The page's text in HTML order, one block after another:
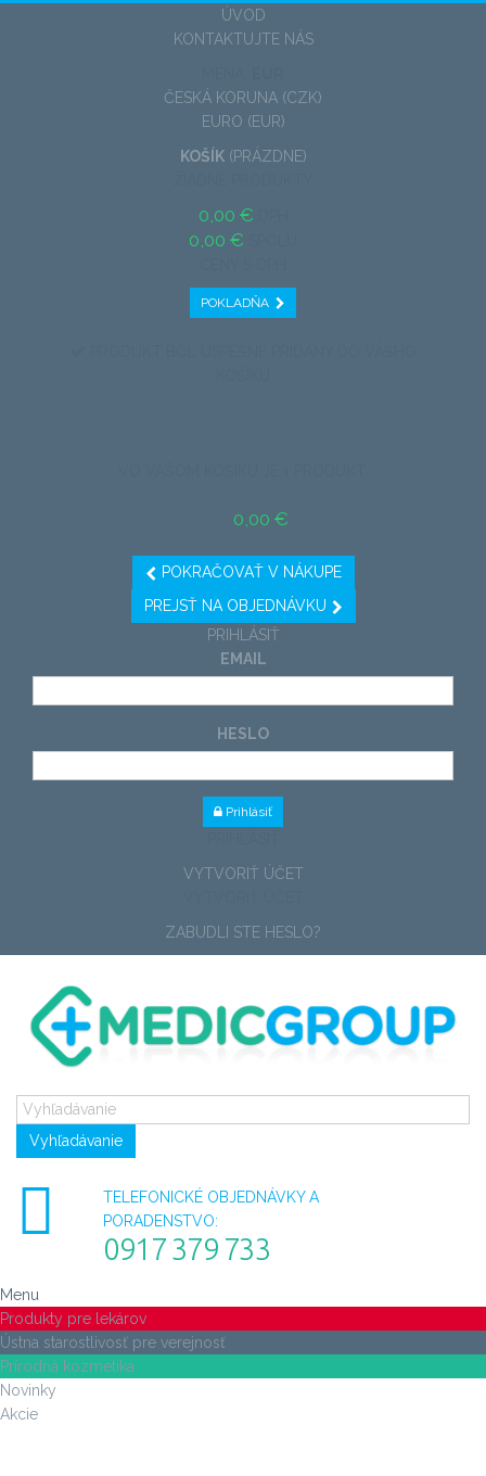
ÚVOD
KONTAKTUJTE NÁS
ČESKÁ KORUNA (CZK)
EURO (EUR)
KOŠÍK (PRÁZDNE)
0,00 €
0,00 €
POKLADŇA
0,00 €
POKRAČOVAŤ V NÁKUPE
PREJSŤ NA OBJEDNÁVKU
PRIHLÁSIŤ
EMAIL
HESLO
Prihlásiť
VYTVORIŤ ÚČET
ZABUDLI STE HESLO?
Vyhľadávanie
TELEFONICKÉ OBJEDNÁVKY A
PORADENSTVO:
0917 379 733
Menu
Produkty pre lekárov
Ústna starostlivosť pre verejnosť
Prírodná kozmetika
Novinky
Akcie